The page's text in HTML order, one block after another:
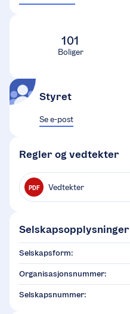
101
Boliger
Styret
Se e-post
Regler og vedtekter
PDF Vedtekter
Selskapsopplysninger
Selskapsform:
Organisasjonsnummer:
Selskapsnummer: